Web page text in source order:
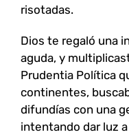
risotadas.
Dios te regaló una
aguda, y
Prudentia Política
continentes,
difundías con una
intentando dar luz